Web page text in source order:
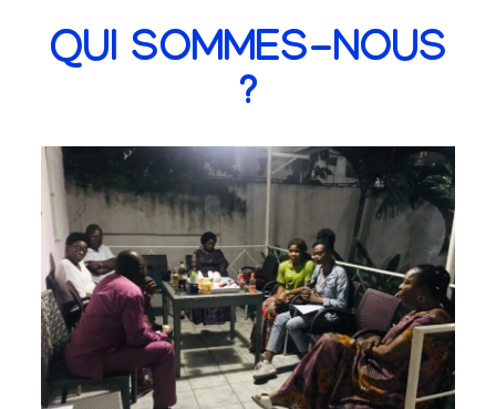
QUI SOMMES-NOUS
?